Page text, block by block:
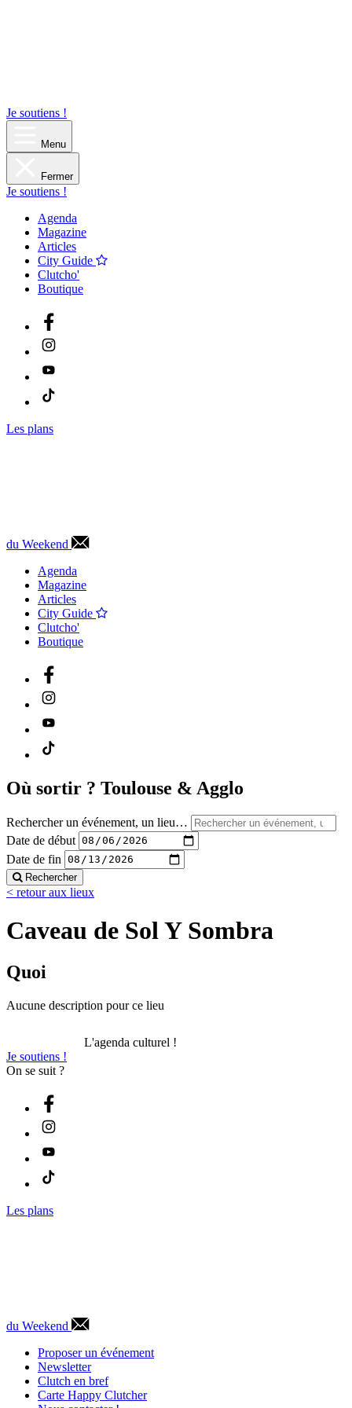
Je soutiens !
Menu
Fermer
Je soutiens !
Agenda
Magazine
Articles
City Guide
Clutcho'
Boutique
Les plans
du Weekend
Agenda
Magazine
Articles
City Guide
Clutcho'
Boutique
Où sortir ? Toulouse & Agglo
Rechercher un événement, un lieu…
Date de début
Date de fin
Rechercher
< retour aux lieux
Caveau de Sol Y Sombra
Quoi
Aucune description pour ce lieu
L'agenda culturel !
Je soutiens !
On se suit ?
Les plans
du Weekend
Proposer un événement
Newsletter
Clutch en bref
Carte Happy Clutcher